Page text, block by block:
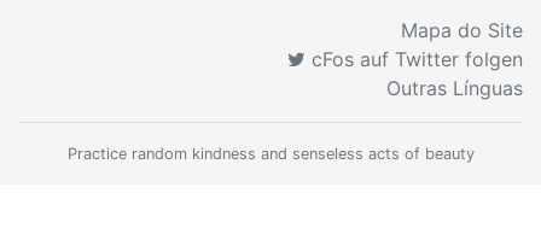
Mapa do Site
cFos auf Twitter folgen
Outras Línguas
Practice random kindness and senseless acts of beauty